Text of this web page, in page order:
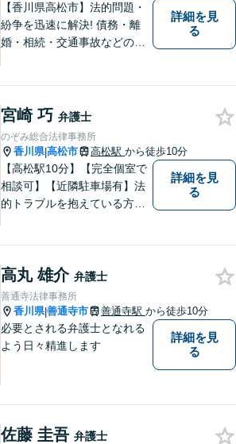
【香川県高松市】法的問題・
紛争を迅速に解決! 債務・離
婚・相続・交通事故などの問
詳細を見
る
宮崎 巧 弁護士
のぞみ総合法律事務所
香川県|高松市 高松駅 から徒歩10分
【高松駅10分】【完全個室で
相談可】【近隣駐車場有】法
的トラブルを抱えている方の
ます。お悩みの方はぜひご相
談にいらしてください。
詳細を見
る
高丸 雄介 弁護士
善通寺法律事務所
香川県|善通寺市 善通寺駅 から徒歩10分
必要とされる弁護士となれる
よう日々精進します
詳細を見
る
佐藤 圭吾 弁護士